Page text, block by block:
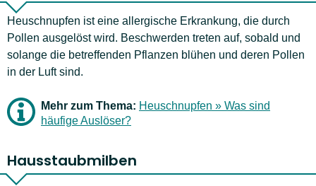
Heuschnupfen ist eine allergische Erkrankung, die durch
Pollen ausgelöst wird. Beschwerden treten auf, sobald und
solange die betreffenden Pflanzen blühen und deren Pollen
in der Luft sind.
Mehr zum Thema: Heuschnupfen » Was sind
häufige Auslöser?
Hausstaubmilben